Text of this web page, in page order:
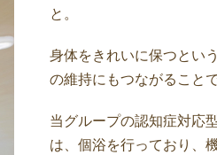
と。
身体をきれいに保つとい
の維持にもつながることで
当グループの認知症対応
は、個浴を行っており、